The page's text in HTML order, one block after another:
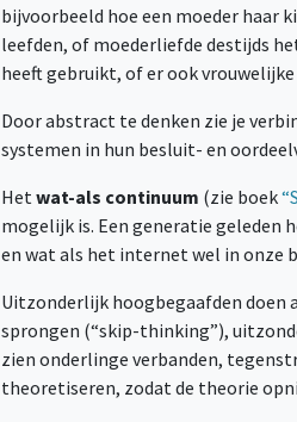
bijvoorbeeld hoe een moeder haar
leefden, of moederliefde destijds
heeft gebruikt, of er ook
Door abstract te denken zie je
systemen in hun besluit- en
Hetwat-als continuum (zie boek
mogelijk is. Een generatie geleden
en wat als het internet wel in onze
Uitzonderlijk hoogbegaafden doen
sprongen (“skip-thinking”),
zien onderlinge verbanden,
theoretiseren, zodat de theorie